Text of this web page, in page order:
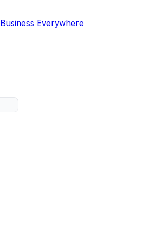
Business Everywhere